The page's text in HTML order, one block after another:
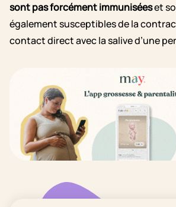
sont pas forcément immuniséeset
également susceptibles de la
contact direct avec la salive d’une